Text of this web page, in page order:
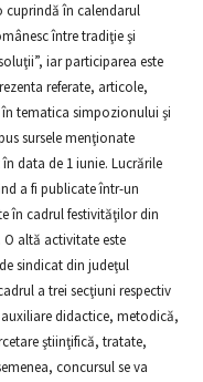
cuprindă în calendarul
între tradiţie şi
iar participarea este
referate, articole,
tematica simpozionului şi
sursele menţionate
data de 1 iunie. Lucrările
a fi publicate într-un
în cadrul festivităţilor din
altă activitate este
sindicat din judeţul
a trei secţiuni respectiv
didactice, metodică,
ştiinţifică, tratate,
concursul se va